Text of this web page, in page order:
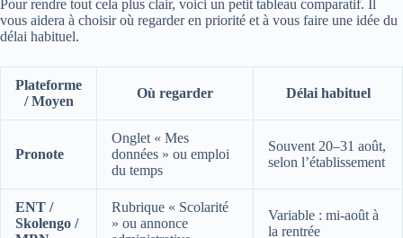
Pour rendre tout cela plus clair, voici un petit tableau comparatif. Il
vous aidera à choisir où regarder en priorité et à vous faire une idée du
délai habituel.
Plateforme
/ Moyen
Où regarder Délai habituel
Pronote
Onglet « Mes
données » ou emploi
du temps
Souvent 20–31 août,
selon l’établissement
ENT /
Skolengo /
Rubrique « Scolarité
» ou annonce
Variable : mi‑août à
la rentrée